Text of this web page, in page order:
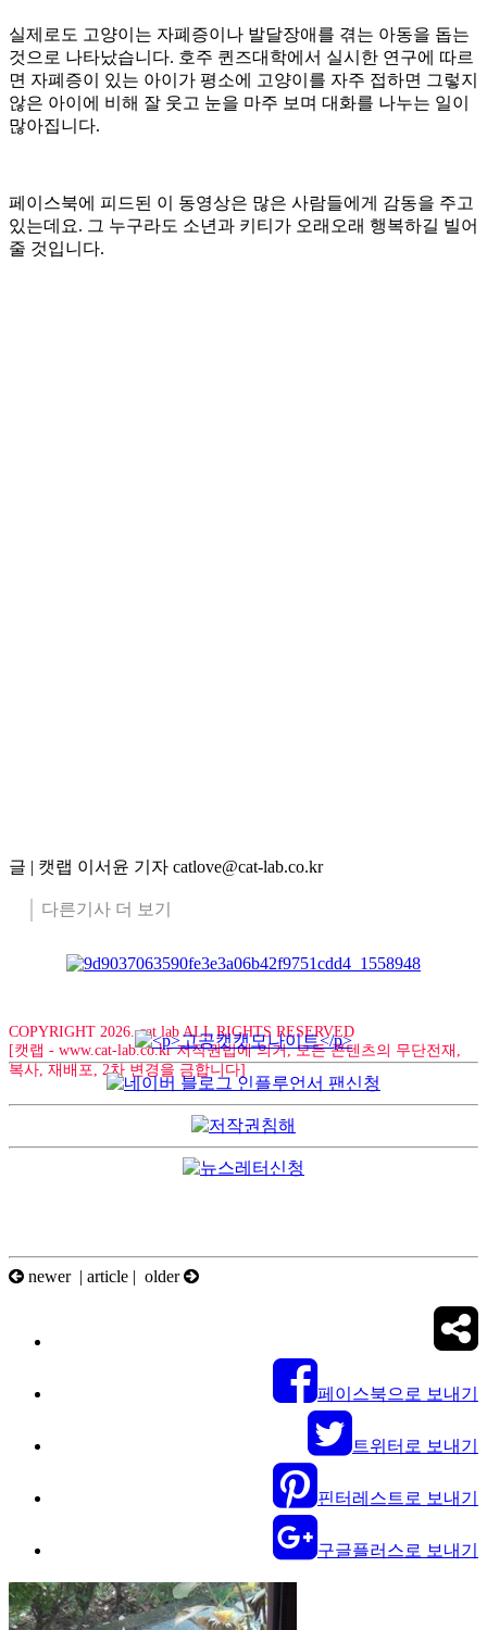
실제로도 고양이는 자폐증이나 발달장애를 겪는 아동을 돕는
것으로 나타났습니다. 호주 퀸즈대학에서 실시한 연구에 따르
면 자폐증이 있는 아이가 평소에 고양이를 자주 접하면 그렇지
않은 아이에 비해 잘 웃고 눈을 마주 보며 대화를 나누는 일이
많아집니다.
페이스북에 피드된 이 동영상은 많은 사람들에게 감동을 주고
있는데요. 그 누구라도 소년과 키티가 오래오래 행복하길 빌어
줄 것입니다.
글 | 캣랩 이서윤 기자 catlove@cat-lab.co.kr
다른기사 더 보기
COPYRIGHT 2026. cat lab ALL RIGHTS RESERVED
[캣랩 - www.cat-lab.co.kr 저작권법에 의거, 모든 콘텐츠의 무단전재,
복사, 재배포, 2차 변경을 금합니다]
newer | article | older
페이스북으로 보내기
트위터로 보내기
핀터레스트로 보내기
구글플러스로 보내기